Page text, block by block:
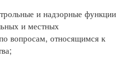
и надзорные функции
и местных
вопросам, относящимся к